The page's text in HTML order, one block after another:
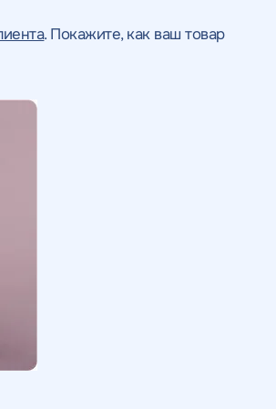
. Покажите, как ваш товар